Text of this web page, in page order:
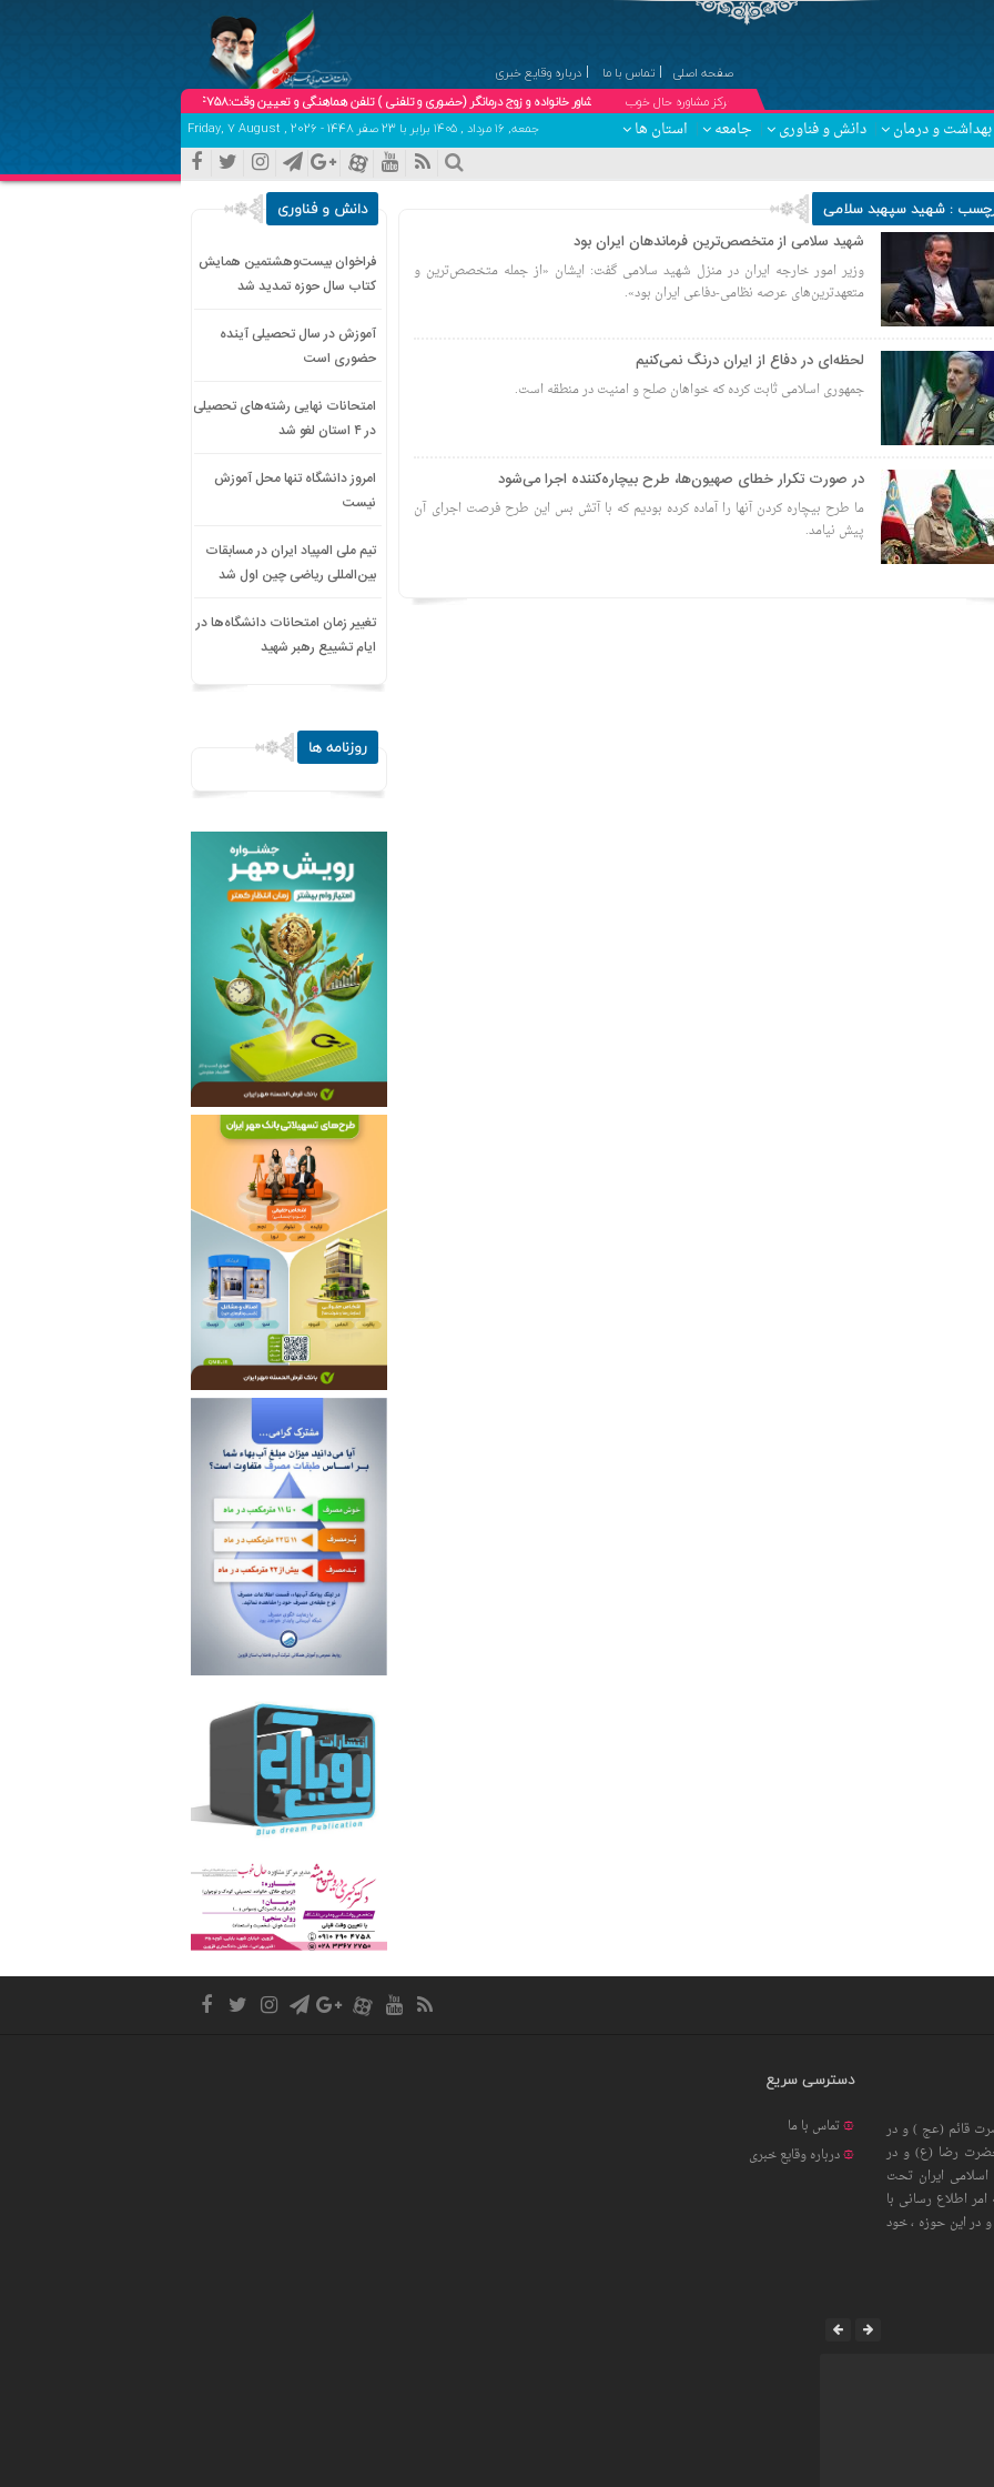
صفحه اصلی تماس با ما
درباره وقایع خبری
۞مرکز مشاوره حال خوب
دکتر کبری درویش پیشه ؛ مشاور خانواده و زوج درمانگر (حضوری و تلفنی ) تلفن هماهنگی و تعیین وقت:09102904758
بهداشت و درمان دانش و فناوری جامعه استان ها جمعه, ۱۶ مرداد , ۱۴۰۵ برابر با 23 صفر 1448 - Friday, 7 August , 2026
: شهید سپهبد سلامی
شهید سلامی از متخصص‌ترین فرماندهان ایران بود
وزیر امور خارجه ایران در منزل شهید سلامی گفت: ایشان «از جمله متخصص‌ترین و
متعهدترین‌های عرصه نظامی-دفاعی ایران بود».
لحظه‌ای در دفاع از ایران درنگ نمی‌کنیم
جمهوری اسلامی ثابت کرده که خواهان صلح و امنیت در منطقه است.
در صورت تکرار خطای صهیون‌ها، طرح بیچاره‌کننده اجرا می‌شود
ما طرح بیچاره کردن آنها را آماده کرده بودیم که با آتش بس این طرح فرصت اجرای آن
پیش نیامد.
دانش و فناوری
فراخوان بیست‌وهشتمین همایش
کتاب سال حوزه تمدید شد
آموزش در سال تحصیلی آینده
حضوری است
امتحانات نهایی رشته‌های تحصیلی
در ۴ استان لغو شد
امروز دانشگاه تنها محل آموزش
نیست
تیم ملی المپیاد ایران در مسابقات
بین‌المللی ریاضی چین اول شد
تغییر زمان امتحانات دانشگاه‌ها در
ایام تشییع رهبر شهید
روزنامه ها
قائم (عج ) و در
رضا (ع) و در
ایران تحت
اطلاع رسانی با
در این حوزه ، خود
دسترسی سریع
تماس با ما
درباره وقایع خبری